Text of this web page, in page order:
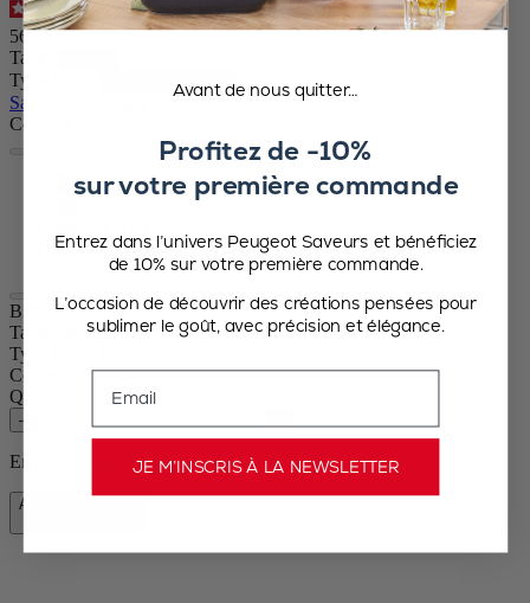
4.7/5- 83avis
56,90 €
Taille
Type Épice
Sauter le carrousel
Couleur
Transparent
Chocolat
Olivier
Bistro
Taille
10cm
Type Épice
Couleur
Transparent
Quantité
–
En stock et prêt à être livré chez vous.
Ajouter au panier
Avant de nous quitter…
Profitez de -10%
sur votre première commande
Entrez dans l’univers Peugeot Saveurs et bénéficiez
de 10% sur votre première commande.
L’occasion de découvrir des créations pensées pour
sublimer le goût, avec précision et élégance.
Email
JE M’INSCRIS À LA NEWSLETTER